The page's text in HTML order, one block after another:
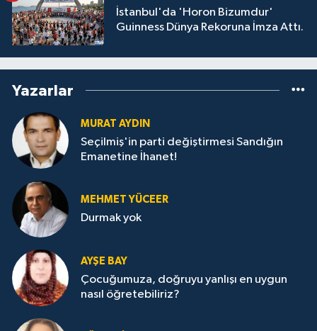
İstanbul'da 'Horon Bizumdur'
Guinness Dünya Rekoruna İmza Attı.
Yazarlar
MURAT AYDIN
Seçilmiş'in parti değiştirmesi Sandığın
Emanetine İhanet!
MEHMET YÜCEER
Durmak yok
AYŞE BAY
Çocuğumuza, doğruyu yanlışı en uygun
nasıl öğretebiliriz?